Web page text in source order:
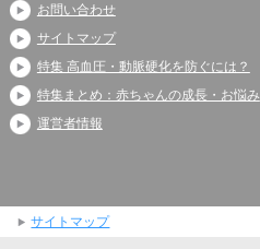
お問い合わせ
サイトマップ
特集 高血圧・動脈硬化を防ぐには？
特集まとめ：赤ちゃんの成長・お悩み
運営者情報
サイトマップ